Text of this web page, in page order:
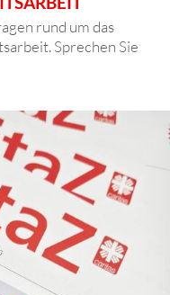
rund um das
Sprechen Sie